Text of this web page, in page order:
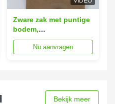
Zware zak met puntige
bodem,
versperringsbestendige
25x35cmNu aanvragen
Bekijk meer